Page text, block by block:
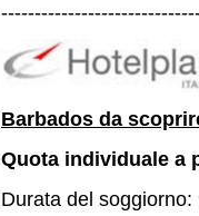
Barbados da
Quota individuale a
Durata del